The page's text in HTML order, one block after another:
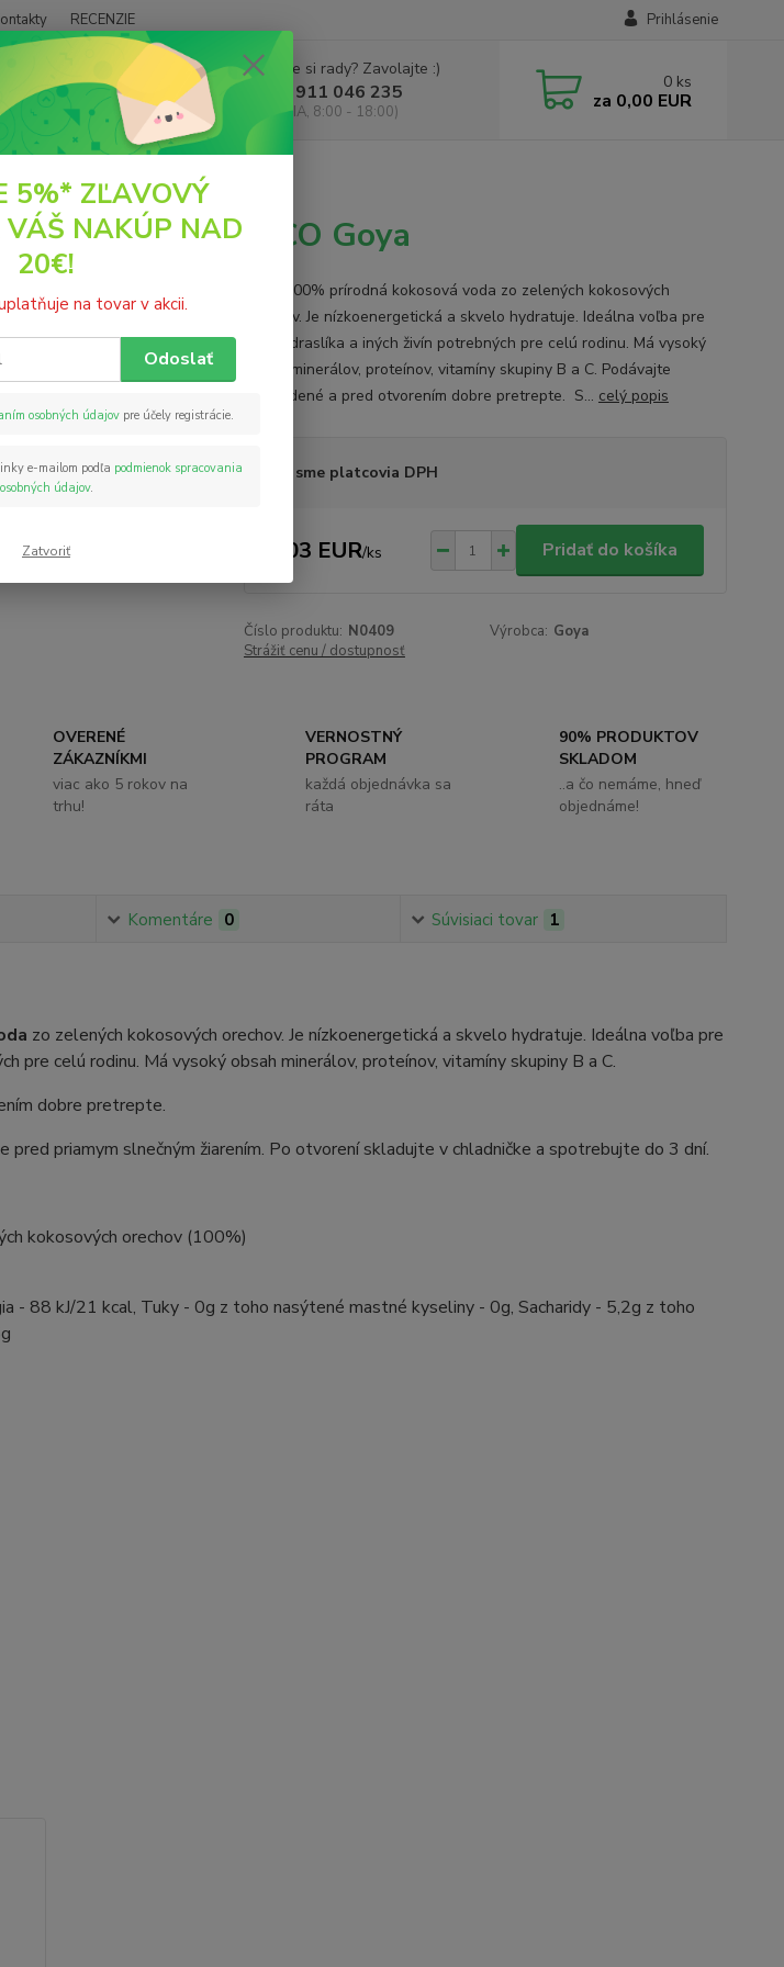
RECENZIE Prihlásenie
Hľadať
Neviete si rady? Zavolajte :)
+421 911 046 235
(PO - PIA, 8:00 - 18:00)
0 ks
za 0,00 EUR
voda 1 liter AQUA DE COCO Goya
AQUA DE COCO Goya
Goya 100% prírodná kokosová voda zo zelených kokosových
orechov. Je nízkoenergetická a skvelo hydratuje. Ideálna voľba pre
príjem draslíka a iných živín potrebných pre celú rodinu. Má vysoký
obsah minerálov, proteínov, vitamíny skupiny B a C. Podávajte
vychladené a pred otvorením dobre pretrepte. S... celý popis
Nie sme platcovia DPH
5,03 EUR/ks Pridať do košíka
Číslo produktu: N0409 Výrobca: Goya
Strážiť cenu / dostupnosť
OVERENÉ
ZÁKAZNÍKMI
viac ako 5 rokov na
trhu!
VERNOSTNÝ
PROGRAM
každá objednávka sa
ráta
90% PRODUKTOV
SKLADOM
..a čo nemáme, hneď
objednáme!
Komentáre 0 Súvisiaci tovar 1
zo zelených kokosových orechov. Je nízkoenergetická a skvelo hydratuje. Ideálna voľba pre
pre celú rodinu. Má vysoký obsah minerálov, proteínov, vitamíny skupiny B a C.
dobre pretrepte.
pred priamym slnečným žiarením. Po otvorení skladujte v chladničke a spotrebujte do 3 dní.
kokosových orechov (100%)
- 88 kJ/21 kcal, Tuky - 0g z toho nasýtené mastné kyseliny - 0g, Sacharidy - 5,2g z toho
5%* ZĽAVOVÝ
NAKÚP NAD
20€!
na tovar v akcii.
Odoslať
osobných údajov pre účely registrácie.
e-mailom podľa podmienok spracovania
osobných údajov.
Zatvoriť